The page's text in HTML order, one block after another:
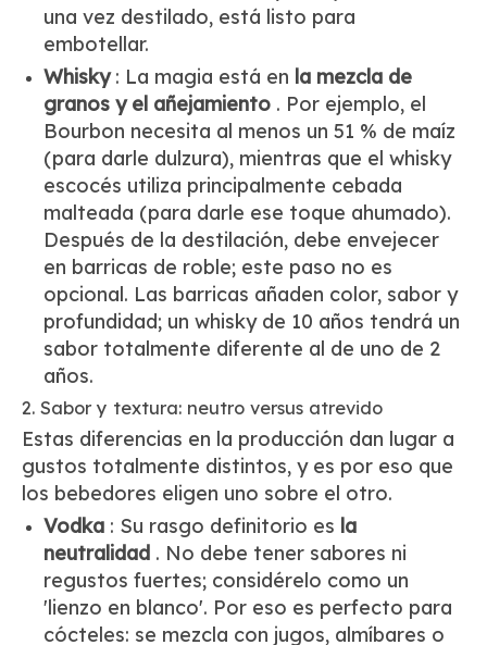
una vez destilado, está listo para
embotellar.
Whisky: La magia está en la mezcla de
granos y el añejamiento . Por ejemplo, el
Bourbon necesita al menos un 51 % de maíz
(para darle dulzura), mientras que el whisky
escocés utiliza principalmente cebada
malteada (para darle ese toque ahumado).
Después de la destilación, debe envejecer
en barricas de roble; este paso no es
opcional. Las barricas añaden color, sabor y
profundidad; un whisky de 10 años tendrá un
sabor totalmente diferente al de uno de 2
años.
2. Sabor y textura: neutro versus atrevido
Estas diferencias en la producción dan lugar a
gustos totalmente distintos, y es por eso que
los bebedores eligen uno sobre el otro.
Vodka : Su rasgo definitorio es la
neutralidad . No debe tener sabores ni
regustos fuertes; considérelo como un
'lienzo en blanco'. Por eso es perfecto para
cócteles: se mezcla con jugos, almíbares o